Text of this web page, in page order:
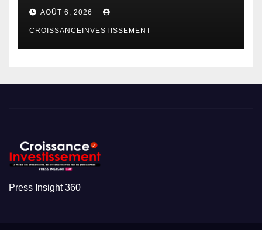
AOÛT 6, 2026
CROISSANCEINVESTISSEMENT
Press Insight 360